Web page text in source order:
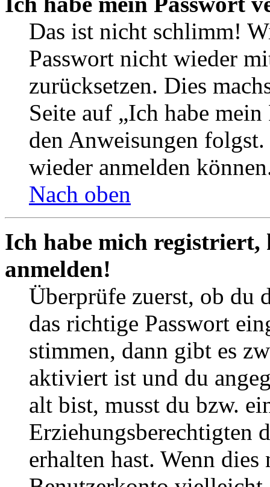
Das ist nicht schlimm!
Passwort nicht wieder
zurücksetzen. Dies
Seite auf „Ich habe
den Anweisungen
wieder anmelden
Nach oben
Ich habe mich
anmelden!
Überprüfe zuerst, ob du
das richtige Passwort
stimmen, dann gibt es
aktiviert ist und du
alt bist, musst du bzw.
Erziehungsberechtigten
erhalten hast. Wenn